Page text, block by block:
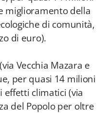
miglioramento della
di comunità,
di euro).
Vecchia Mazara e
per quasi 14 milioni
effetti climatici (via
del Popolo per oltre